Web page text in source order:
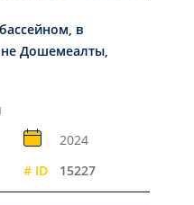
в
Дошемеалты,
2024
# ID 15227